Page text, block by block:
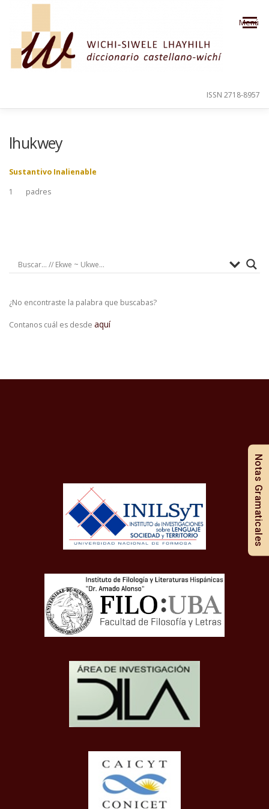
Saltar al contenido
Menú
ORDEN ALFABÉTICO
ISSN 2718-8957
lhukwey
Sustantivo Inalienable
1
padres
¿No encontraste la palabra que buscabas?
Contanos cuál es desde aquí
Notas Gramaticales